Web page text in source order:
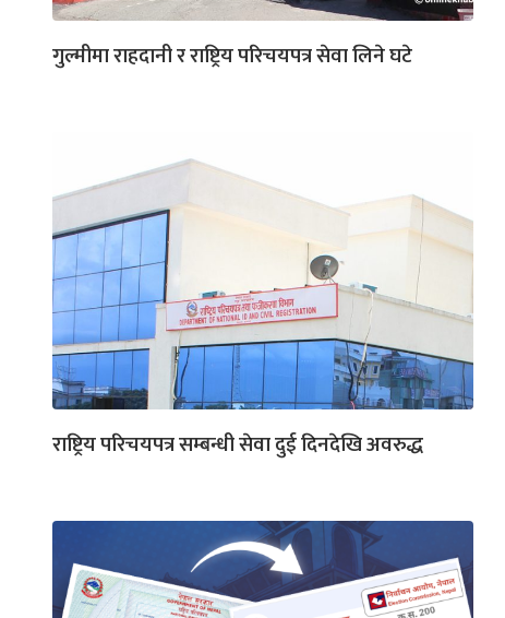
गुल्मीमा राहदानी र राष्ट्रिय परिचयपत्र सेवा लिने घटे
राष्ट्रिय परिचयपत्र सम्बन्धी सेवा दुई दिनदेखि अवरुद्ध